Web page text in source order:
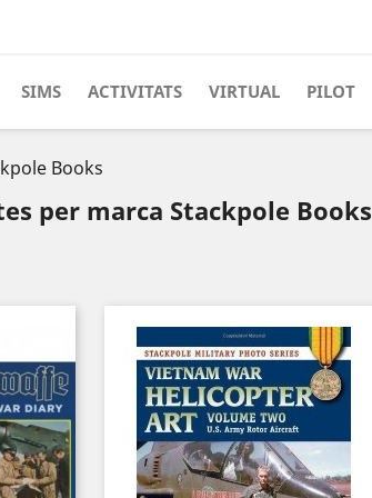
SIMS ACTIVITATS VIRTUAL PILOT
Books
per marca Stackpole Books